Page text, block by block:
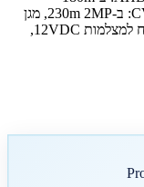
5MP/4MP ב-200m 2MP, מרחק כבל CVI: ב-230m 2MP, מגן
ברקים 2KV, מתח עבודה 220VAC, מתח למצלמות 12VDC,